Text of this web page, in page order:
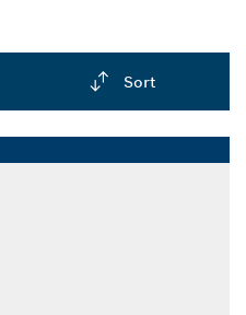
Sort
closed